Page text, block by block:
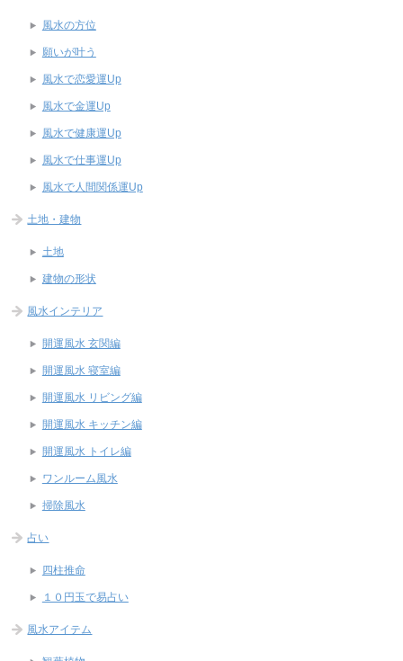
風水の方位
願いが叶う
風水で恋愛運Up
風水で金運Up
風水で健康運Up
風水で仕事運Up
風水で人間関係運Up
土地・建物
土地
建物の形状
風水インテリア
開運風水 玄関編
開運風水 寝室編
開運風水 リビング編
開運風水 キッチン編
開運風水 トイレ編
ワンルーム風水
掃除風水
占い
四柱推命
１０円玉で易占い
風水アイテム